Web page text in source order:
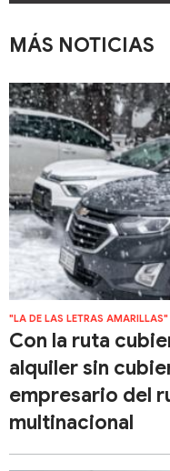
MÁS NOTICIAS
"LA DE LAS LETRAS AMARILLAS"
Con la ruta
alquiler sin
empresario del
multinacional